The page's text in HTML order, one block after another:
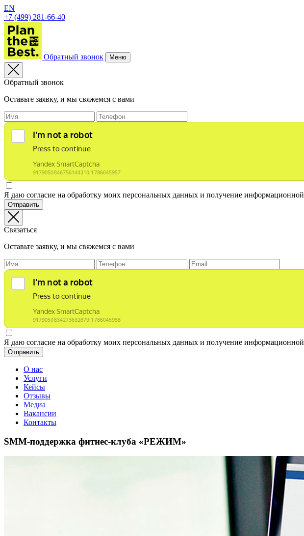
EN
+7 (499) 281-66-40
Обратный звонок Меню
Обратный звонок
Оставьте заявку, и мы свяжемся с вами
Я даю согласие на обработку моих персональных данных и получение
Отправить
Связаться
Оставьте заявку, и мы свяжемся с вами
Я даю согласие на обработку моих персональных данных и получение
Отправить
О нас
Услуги
Кейсы
Отзывы
Медиа
Вакансии
Контакты
SMM-поддержка фитнес-клуба «РЕЖИМ»